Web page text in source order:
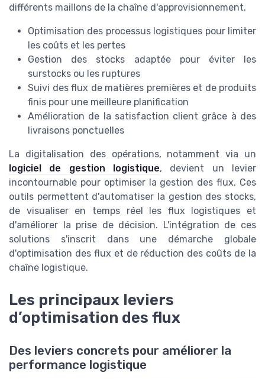
différents maillons de la chaîne d'approvisionnement.
Optimisation des processus logistiques pour limiter
les coûts et les pertes
Gestion des stocks adaptée pour éviter les
surstocks ou les ruptures
Suivi des flux de matières premières et de produits
finis pour une meilleure planification
Amélioration de la satisfaction client grâce à des
livraisons ponctuelles
La digitalisation des opérations, notamment via un
logiciel de gestion logistique, devient un levier
incontournable pour optimiser la gestion des flux. Ces
outils permettent d'automatiser la gestion des stocks,
de visualiser en temps réel les flux logistiques et
d'améliorer la prise de décision. L'intégration de ces
solutions s'inscrit dans une démarche globale
d'optimisation des flux et de réduction des coûts de la
chaîne logistique.
Les principaux leviers
d’optimisation des flux
Des leviers concrets pour améliorer la
performance logistique